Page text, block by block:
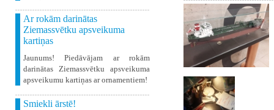
Ar rokām darinātas
Ziemassvētku apsveikuma
kartiņas
Jaunums! Piedāvājam ar rokām
darinātas Ziemassvētku apsveikuma
apsveikumu kartiņas ar ornamentiem!
Smiekli ārstē!